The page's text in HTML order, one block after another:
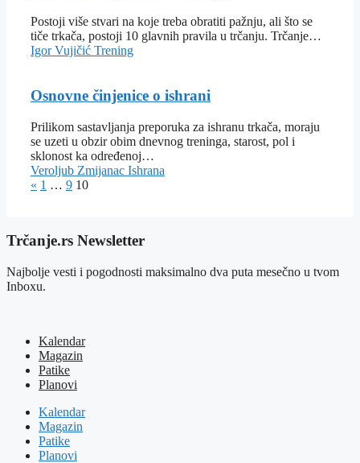
Postoji više stvari na koje treba obratiti pažnju, ali što se
tiče trkača, postoji 10 glavnih pravila u trčanju. Trčanje…
Igor Vujičić Trening
Osnovne činjenice o ishrani
Prilikom sastavljanja preporuka za ishranu trkača, moraju
se uzeti u obzir obim dnevnog treninga, starost, pol i
sklonost ka određenoj…
Veroljub Zmijanac Ishrana
« 1 … 9 10
Trčanje.rs Newsletter
Najbolje vesti i pogodnosti maksimalno dva puta mesečno u tvom
Inboxu.
Kalendar
Magazin
Patike
Planovi
Kalendar
Magazin
Patike
Planovi